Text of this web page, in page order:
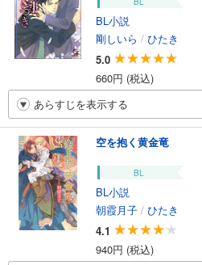
BL小説
剛しいら / ひたき
5.0
660円 (税込)
あらすじを表示する
空を抱く黄金竜
BL
BL小説
朝霞月子 / ひたき
4.1
940円 (税込)